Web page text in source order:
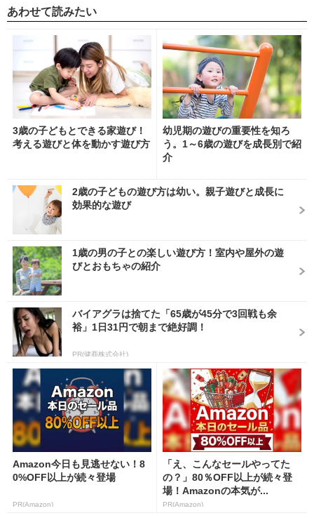
あわせて読みたい
3歳の子どもとできる家遊び！
考える遊びと体を動かす遊び方
幼児期の遊びの重要性を知ろ
う。1～6歳の遊びを成長別で紹
介
2歳の子どもの遊び方は幼い。親子遊びと成長に
効果的な遊び
1歳の男の子との楽しい遊び方！室内や屋外の遊
びとおもちゃの紹介
バイアグラは捨てた「65歳が45分で3回戦も余
裕」1日31円で朝まで絶好調！
PR(健商株式会社)
Amazon今日も見逃せない！8
0%OFF以上が続々登場
PR(Amazon)
「え、こんなセールやってた
の？」80％OFF以上が続々登
場！Amazonの本気が...
PR(Amazon)